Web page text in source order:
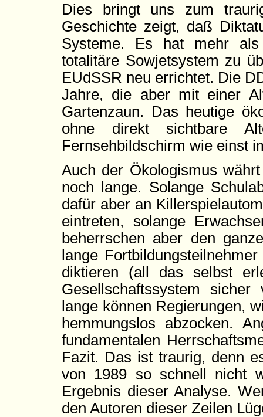
Dies bringt uns zum
Geschichte zeigt, daß
Systeme. Es hat mehr als
totalitäre Sowjetsystem zu
EUdSSR neu errichtet. Die
Jahre, die aber mit einer
Gartenzaun. Das heutige
ohne direkt sichtbare
Fernsehbildschirm wie einst
Auch der Ökologismus
noch lange. Solange
dafür aber an
eintreten, solange
beherrschen aber den
lange
diktieren (all das selbst
Gesellschaftssystem
lange können Regierungen,
hemmungslos abzocken.
fundamentalen
Fazit. Das ist traurig, denn
von 1989 so schnell nicht
Ergebnis dieser Analyse.
den Autoren dieser Zeilen